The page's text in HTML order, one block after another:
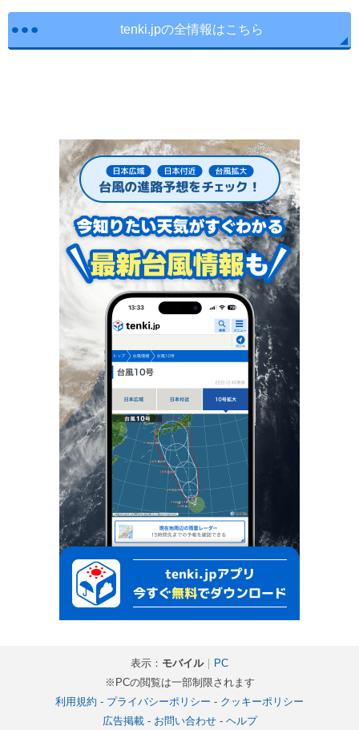
tenki.jpの全情報はこちら
表示： モバイル｜ PC
※PCの閲覧は一部制限されます
利用規約 - プライバシーポリシー - クッキーポリシー
広告掲載- お問い合わせ- ヘルプ